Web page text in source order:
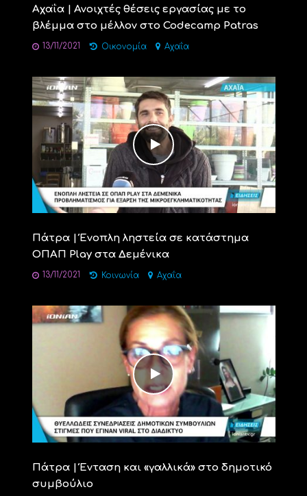
Αχαΐα | Ανοιχτές θέσεις εργασίας με το
βλέμμα στο μέλλον στο Codecamp Patras
13/11/2021 Οικονομία Αχαΐα
Πάτρα | Ένοπλη ληστεία σε κατάστημα
ΟΠΑΠ Play στα Δεμένικα
13/11/2021 Κοινωνία Αχαΐα
Πάτρα | Ένταση και «γαλλικά» στο δημοτικό
συμβούλιο